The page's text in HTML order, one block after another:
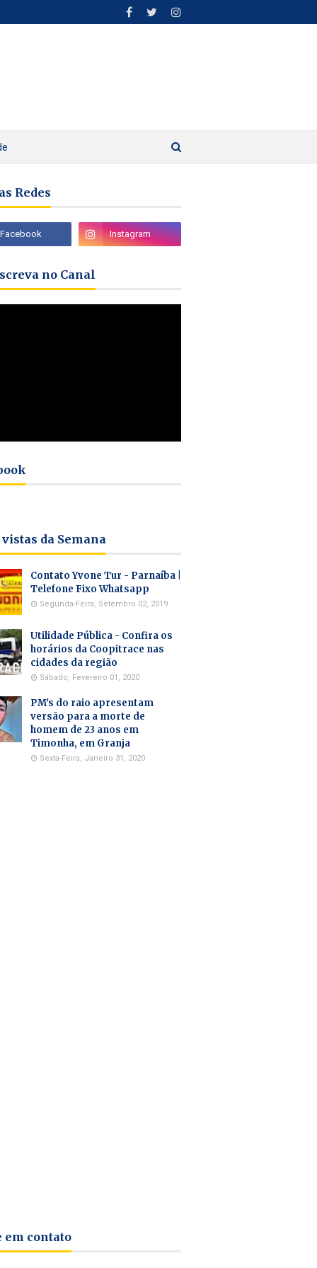
Redes
no Canal
da Semana
Contato Yvone Tur - Parnaíba |
Telefone Fixo Whatsapp
Segunda-Feira, Setembro 02, 2019
Utilidade Pública - Confira os
horários da Coopitrace nas
cidades da região
Sábado, Fevereiro 01, 2020
PM's do raio apresentam
versão para a morte de
homem de 23 anos em
Timonha, em Granja
Sexta-Feira, Janeiro 31, 2020
em contato